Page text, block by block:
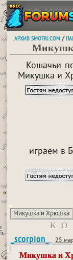
АРХИВ SMOTRI.COM /
Микушка и
играем в
Микушка и Хрюшка
_scorpion_ 25
Микушка и